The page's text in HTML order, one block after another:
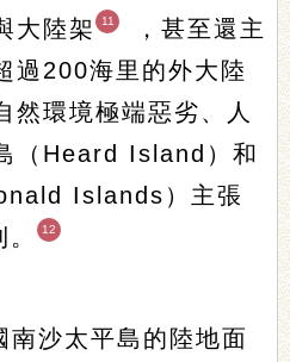
大陸架
11
，甚至還主
過200海里的外大陸
然環境極端惡劣、人
（Heard Island）和
Islands）主張
12
南沙太平島的陸地面